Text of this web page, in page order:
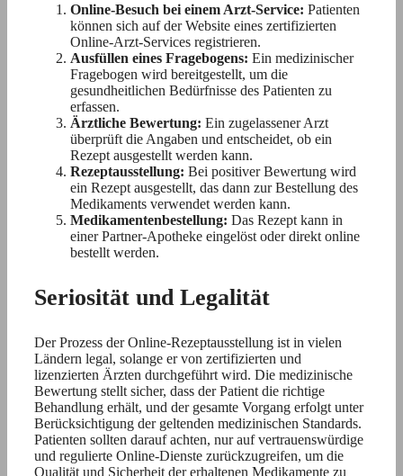
Online-Besuch bei einem Arzt-Service: Patienten
können sich auf der Website eines zertifizierten
Online-Arzt-Services registrieren.
Ausfüllen eines Fragebogens: Ein medizinischer
Fragebogen wird bereitgestellt, um die
gesundheitlichen Bedürfnisse des Patienten zu
erfassen.
Ärztliche Bewertung: Ein zugelassener Arzt
überprüft die Angaben und entscheidet, ob ein
Rezept ausgestellt werden kann.
Rezeptausstellung: Bei positiver Bewertung wird
ein Rezept ausgestellt, das dann zur Bestellung des
Medikaments verwendet werden kann.
Medikamentenbestellung: Das Rezept kann in
einer Partner-Apotheke eingelöst oder direkt online
bestellt werden.
Seriosität und Legalität
Der Prozess der Online-Rezeptausstellung ist in vielen
Ländern legal, solange er von zertifizierten und
lizenzierten Ärzten durchgeführt wird. Die medizinische
Bewertung stellt sicher, dass der Patient die richtige
Behandlung erhält, und der gesamte Vorgang erfolgt unter
Berücksichtigung der geltenden medizinischen Standards.
Patienten sollten darauf achten, nur auf vertrauenswürdige
und regulierte Online-Dienste zurückzugreifen, um die
Qualität und Sicherheit der erhaltenen Medikamente zu